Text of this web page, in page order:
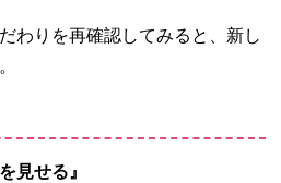
わりを再確認してみると、新し
見せる』